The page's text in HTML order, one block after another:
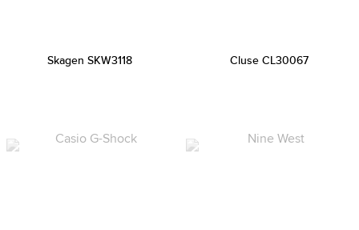
Skagen SKW3118 Cluse CL30067